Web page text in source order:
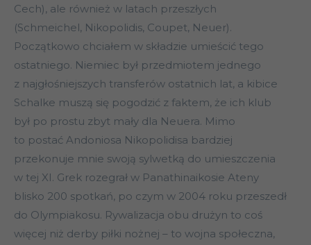
Cech), ale również w latach przeszłych
(Schmeichel, Nikopolidis, Coupet, Neuer).
Początkowo chciałem w składzie umieścić tego
ostatniego. Niemiec był przedmiotem jednego
z najgłośniejszych transferów ostatnich lat, a kibice
Schalke muszą się pogodzić z faktem, że ich klub
był po prostu zbyt mały dla Neuera. Mimo
to postać Andoniosa Nikopolidisa bardziej
przekonuje mnie swoją sylwetką do umieszczenia
w tej XI. Grek rozegrał w Panathinaikosie Ateny
blisko 200 spotkań, po czym w 2004 roku przeszedł
do Olympiakosu. Rywalizacja obu drużyn to coś
więcej niż derby piłki nożnej – to wojna społeczna,